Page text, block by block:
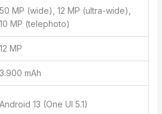
50 MP (wide), 12 MP (ultra-wide),
10 MP (telephoto)
12 MP
3.900 mAh
Android 13 (One UI 5.1)